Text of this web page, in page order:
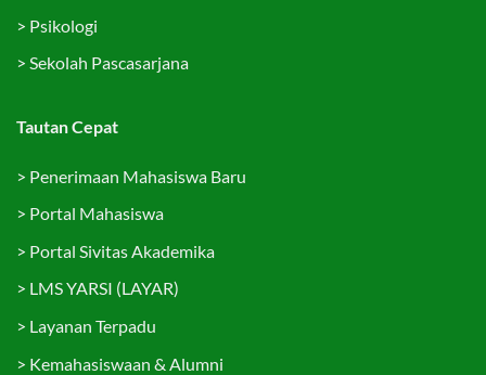
> Psikologi
> Sekolah Pascasarjana
Tautan Cepat
> Penerimaan Mahasiswa Baru
> Portal Mahasiswa
> Portal Sivitas Akademika
> LMS YARSI (LAYAR)
> Layanan Terpadu
> Kemahasiswaan & Alumni